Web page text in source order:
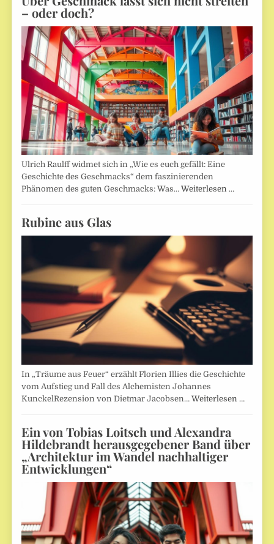
– oder doch?
Ulrich Raulff widmet sich in „Wie es euch gefällt: Eine
Geschichte des Geschmacks“ dem faszinierenden
Phänomen des guten Geschmacks: Was…Weiterlesen …
Rubine aus Glas
In „Träume aus Feuer“ erzählt Florien Illies die Geschichte
vom Aufstieg und Fall des Alchemisten Johannes
KunckelRezension von Dietmar Jacobsen…Weiterlesen …
Ein von Tobias Loitsch und Alexandra
Hildebrandt herausgegebener Band über
„Architektur im Wandel nachhaltiger
Entwicklungen“